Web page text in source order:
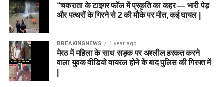
“चकराता के टाइगर फॉल में प्रकृति का कहर — भारी पेड़
और पत्थरों के गिरने से 2 की मौके पर मौत, कई घायल |
BREAKINGNEWS 1 year ago
मेरठ में महिला के साथ सड़क पर अश्लील हरकत करने
वाला युवक वीडियो वायरल होने के बाद पुलिस की गिरफ्त में